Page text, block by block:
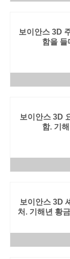
보이안스 3D
함을 들
보이안스 3D
함. 기
보이안스 3D
처. 기해년 황